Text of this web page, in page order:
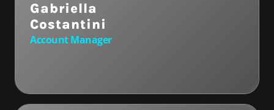
Gabriella
Costantini
Account Manager